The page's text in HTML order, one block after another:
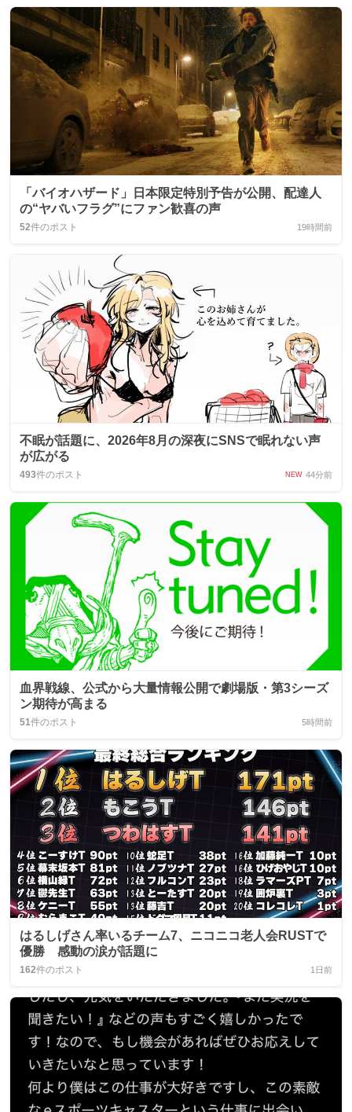
「バイオハザード」日本限定特別予告が公開、配達人
の“ヤバいフラグ”にファン歓喜の声
52件のポスト 19時間前
不眠が話題に、2026年8月の深夜にSNSで眠れない声
が広がる
493件のポスト NEW 44分前
血界戦線、公式から大量情報公開で劇場版・第3シーズ
ン期待が高まる
51件のポスト 5時間前
はるしげさん率いるチーム7、ニコニコ老人会RUSTで
優勝 感動の涙が話題に
162件のポスト 1日前